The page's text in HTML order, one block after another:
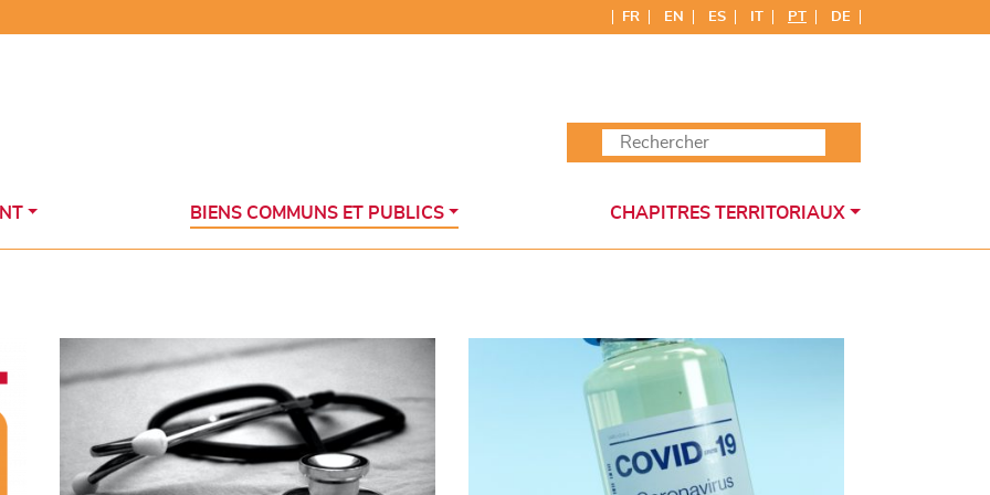
FR EN ES IT PT DE
BIENS COMMUNS ET PUBLICS CHAPITRES TERRITORIAUX